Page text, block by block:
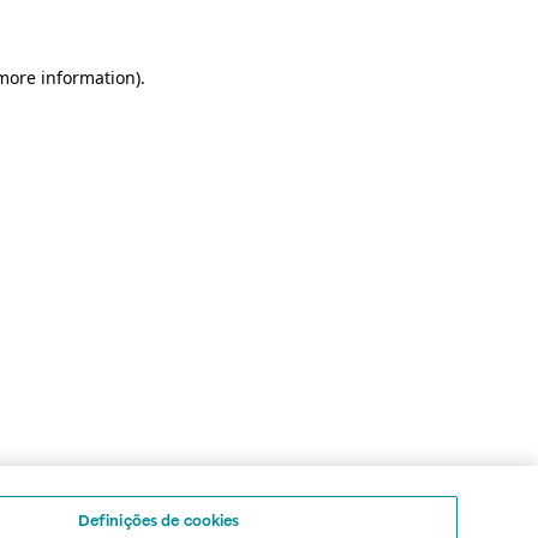
information).
Definições de cookies